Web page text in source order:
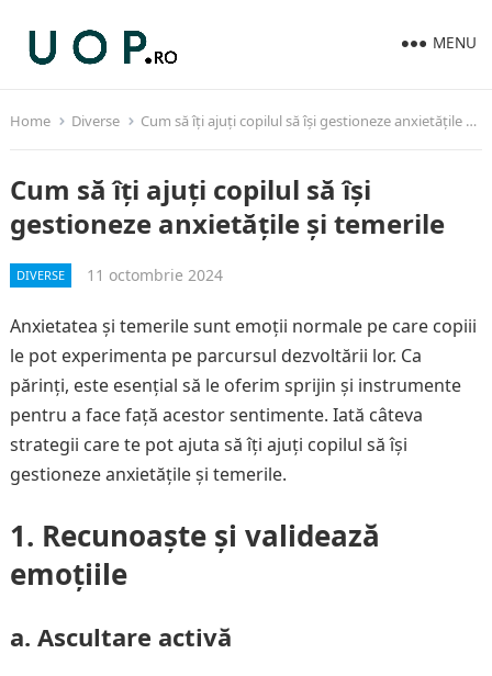
MENU
Home Diverse Cum să îți ajuți copilul să își gestioneze anxietățile și temerile
Cum să îți ajuți copilul să își
gestioneze anxietățile și temerile
DIVERSE 11 octombrie 2024
Anxietatea și temerile sunt emoții normale pe care copiii
le pot experimenta pe parcursul dezvoltării lor. Ca
părinți, este esențial să le oferim sprijin și instrumente
pentru a face față acestor sentimente. Iată câteva
strategii care te pot ajuta să îți ajuți copilul să își
gestioneze anxietățile și temerile.
1. Recunoaște și validează
emoțiile
a. Ascultare activă